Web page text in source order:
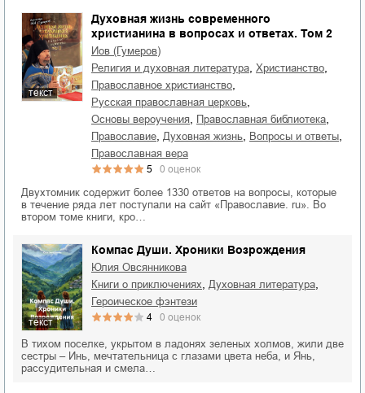
текст
Духовная жизнь современного
христианина в вопросах и ответах. Том 2
Иов (Гумеров)
религия и духовная литература
христианство
православное христианство
Русская православная церковь
основы вероучения православная библиотека
православие духовная жизнь вопросы и ответы
православная вера
5 0 оценок
Двухтомник содержит более 1330 ответов на вопросы, которые
в течение ряда лет поступали на сайт «Православие. ru». Во
втором томе книги, кро…
текст
Компас Души. Хроники Возрождения
Юлия Овсянникова
книги о приключениях
духовная литература
героическое фэнтези
4 0 оценок
В тихом поселке, укрытом в ладонях зеленых холмов, жили две
сестры – Инь, мечтательница с глазами цвета неба, и Янь,
рассудительная и смела…